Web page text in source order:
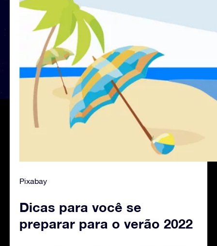
Pixabay
Dicas para você se
preparar para o verão 2022